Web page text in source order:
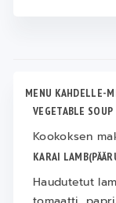
MENU KAHDELLE-
VEGETABLE
Kookoksen
KARAI
Haudutetut